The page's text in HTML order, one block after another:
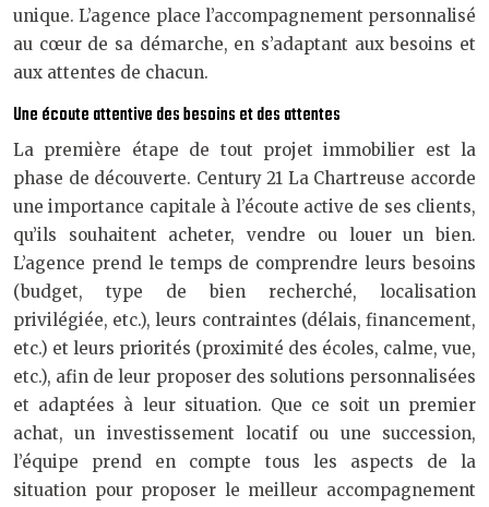
unique. L’agence place l’accompagnement personnalisé
au cœur de sa démarche, en s’adaptant aux besoins et
aux attentes de chacun.
Une écoute attentive des besoins et des attentes
La première étape de tout projet immobilier est la
phase de découverte. Century 21 La Chartreuse accorde
une importance capitale à l’écoute active de ses clients,
qu’ils souhaitent acheter, vendre ou louer un bien.
L’agence prend le temps de comprendre leurs besoins
(budget, type de bien recherché, localisation
privilégiée, etc.), leurs contraintes (délais, financement,
etc.) et leurs priorités (proximité des écoles, calme, vue,
etc.), afin de leur proposer des solutions personnalisées
et adaptées à leur situation. Que ce soit un premier
achat, un investissement locatif ou une succession,
l’équipe prend en compte tous les aspects de la
situation pour proposer le meilleur accompagnement